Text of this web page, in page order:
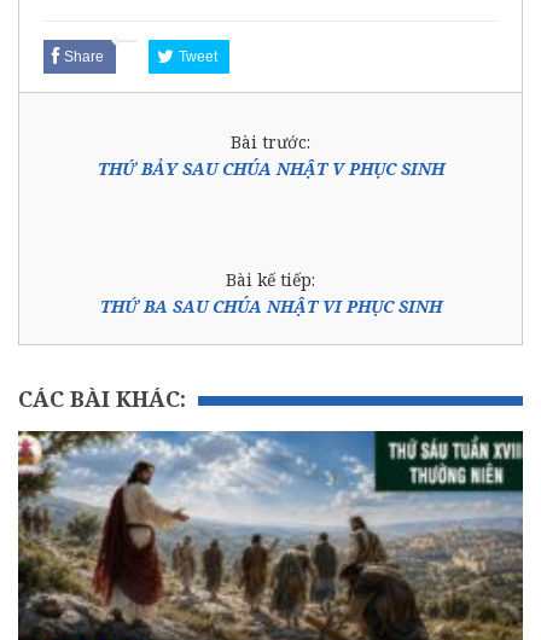
Share Tweet
Bài trước:
THỨ BẢY SAU CHÚA NHẬT V PHỤC SINH
Bài kế tiếp:
THỨ BA SAU CHÚA NHẬT VI PHỤC SINH
CÁC BÀI KHÁC: